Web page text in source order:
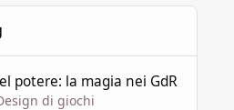
potere: la magia nei GdR
di giochi